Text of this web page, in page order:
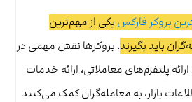
بروکر فارکس یکی از مهم‌ترین
باید بگیرند. بروکرها نقش مهمی در
پلتفرم‌های معاملاتی، ارائه خدمات
بازار، به معامله‌گران کمک می‌کنند